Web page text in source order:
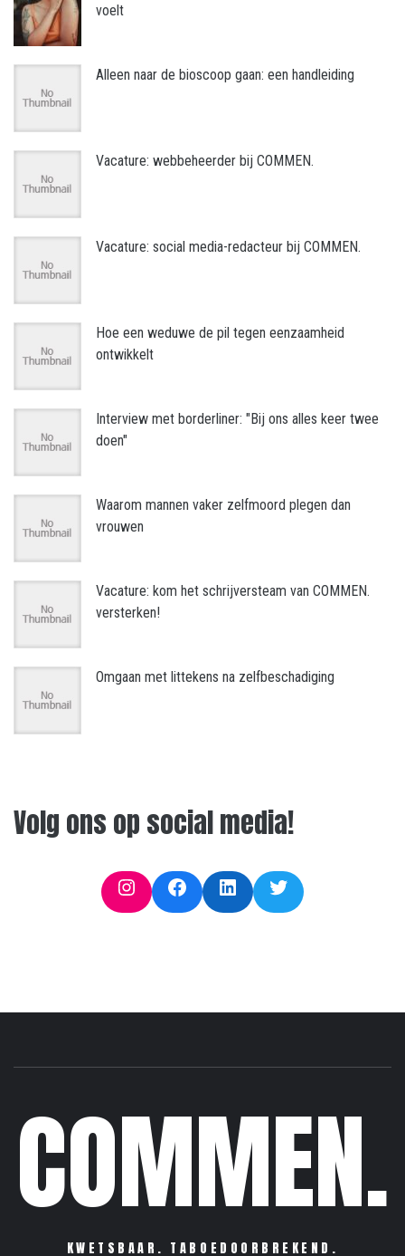
voelt
Alleen naar de bioscoop gaan: een handleiding
Vacature: webbeheerder bij COMMEN.
Vacature: social media-redacteur bij COMMEN.
Hoe een weduwe de pil tegen eenzaamheid
ontwikkelt
Interview met borderliner: "Bij ons alles keer twee
doen"
Waarom mannen vaker zelfmoord plegen dan
vrouwen
Vacature: kom het schrijversteam van COMMEN.
versterken!
Omgaan met littekens na zelfbeschadiging
Volg ons op social media!
InstagramFacebookLinkedInTwitter
COMMEN.
KWETSBAAR. TABOEDOORBREKEND.